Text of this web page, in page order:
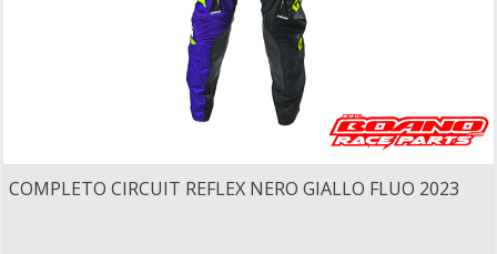
COMPLETO CIRCUIT REFLEX NERO GIALLO FLUO 2023